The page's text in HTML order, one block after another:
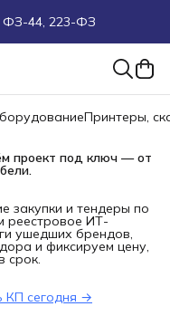
работы
Принтеры,
проект под ключ — от
закупки и тендеры по
ИТ-
ушедших брендов,
и фиксируем цену,
срок.
КП сегодня →